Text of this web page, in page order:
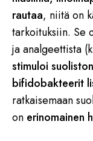
rautaa, niitä on
tarkoituksiin. Se
ja analgeettista
stimuloi
bifidobakteerit
ratkaisemaan
on erinomainen